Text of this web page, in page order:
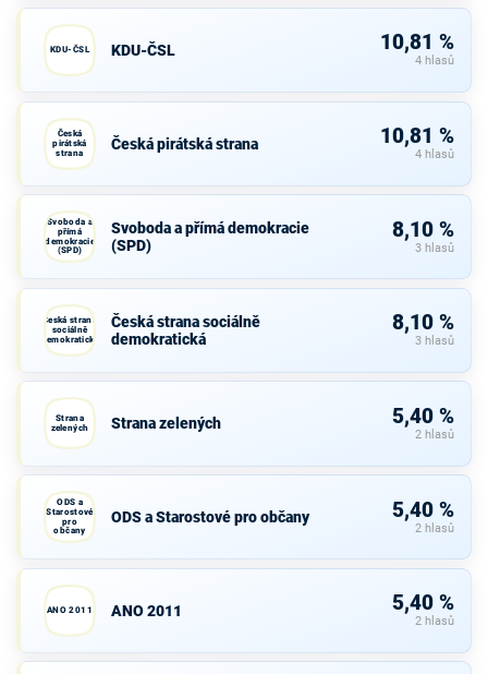
KDU-ČSL KDU-ČSL 10,81 %
4 hlasů
Česká
pirátská
strana
Česká pirátská strana 10,81 %
4 hlasů
Svoboda a
přímá
demokracie
(SPD)
Svoboda a přímá demokracie
(SPD)
8,10 %
3 hlasů
Česká strana
sociálně
demokratická
Česká strana sociálně
demokratická
8,10 %
3 hlasů
Strana
zelených
Strana zelených 5,40 %
2 hlasů
ODS a
Starostové
pro
občany
ODS a Starostové pro občany 5,40 %
2 hlasů
ANO 2011 ANO 2011 5,40 %
2 hlasů